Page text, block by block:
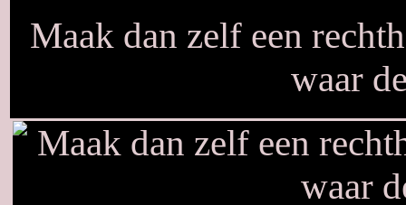
Maak dan zelf een
waar